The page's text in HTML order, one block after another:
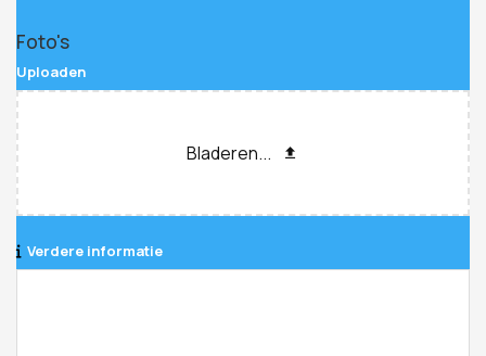
Foto's
Uploaden
Bladeren...
Verdere informatie